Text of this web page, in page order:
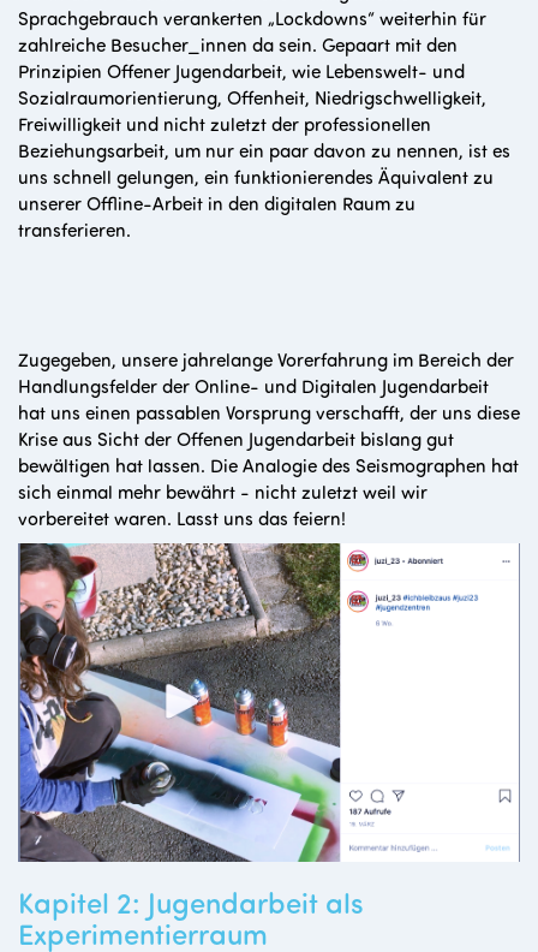
Sprachgebrauch verankerten „Lockdowns“ weiterhin für
zahlreiche Besucher_innen da sein. Gepaart mit den
Prinzipien Offener Jugendarbeit, wie Lebenswelt- und
Sozialraumorientierung, Offenheit, Niedrigschwelligkeit,
Freiwilligkeit und nicht zuletzt der professionellen
Beziehungsarbeit, um nur ein paar davon zu nennen, ist es
uns schnell gelungen, ein funktionierendes Äquivalent zu
unserer Offline-Arbeit in den digitalen Raum zu
transferieren.
Zugegeben, unsere jahrelange Vorerfahrung im Bereich der
Handlungsfelder der Online- und Digitalen Jugendarbeit
hat uns einen passablen Vorsprung verschafft, der uns diese
Krise aus Sicht der Offenen Jugendarbeit bislang gut
bewältigen hat lassen. Die Analogie des Seismographen hat
sich einmal mehr bewährt - nicht zuletzt weil wir
vorbereitet waren. Lasst uns das feiern!
Kapitel 2: Jugendarbeit als
Experimentierraum